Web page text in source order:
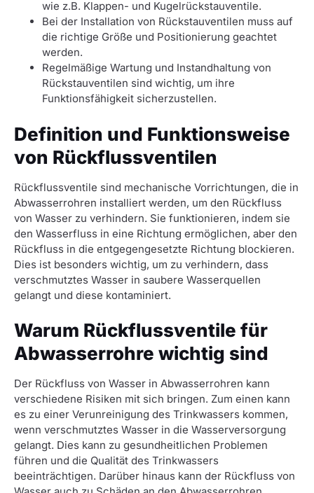
wie z.B. Klappen- und Kugelrückstauventile.
Bei der Installation von Rückstauventilen muss auf
die richtige Größe und Positionierung geachtet
werden.
Regelmäßige Wartung und Instandhaltung von
Rückstauventilen sind wichtig, um ihre
Funktionsfähigkeit sicherzustellen.
Definition und Funktionsweise
von Rückflussventilen
Rückflussventile sind mechanische Vorrichtungen, die in
Abwasserrohren installiert werden, um den Rückfluss
von Wasser zu verhindern. Sie funktionieren, indem sie
den Wasserfluss in eine Richtung ermöglichen, aber den
Rückfluss in die entgegengesetzte Richtung blockieren.
Dies ist besonders wichtig, um zu verhindern, dass
verschmutztes Wasser in saubere Wasserquellen
gelangt und diese kontaminiert.
Warum Rückflussventile für
Abwasserrohre wichtig sind
Der Rückfluss von Wasser in Abwasserrohren kann
verschiedene Risiken mit sich bringen. Zum einen kann
es zu einer Verunreinigung des Trinkwassers kommen,
wenn verschmutztes Wasser in die Wasserversorgung
gelangt. Dies kann zu gesundheitlichen Problemen
führen und die Qualität des Trinkwassers
beeinträchtigen. Darüber hinaus kann der Rückfluss von